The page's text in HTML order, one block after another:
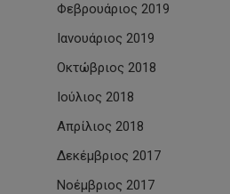
Φεβρουάριος 2019
Ιανουάριος 2019
Οκτώβριος 2018
Ιούλιος 2018
Απρίλιος 2018
Δεκέμβριος 2017
Νοέμβριος 2017